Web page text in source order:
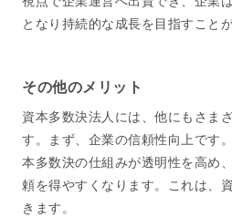
となり持続的な成長を目指すこと
その他のメリット
資本多数決法人には、他にもさま
す。まず、企業の信頼性向上です
本多数決の仕組みが透明性を高め
頼を得やすくなります。これは、
きます。